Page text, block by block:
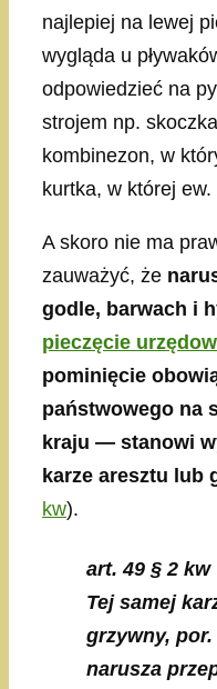
najlepiej na lewej
wygląda u
odpowiedzieć na
strojem np.
kombinezon, w
kurtka, w której
A skoro nie ma
zauważyć, że
godle, barwach i
pieczęcie
pominięcie
państwowego na
kraju — stanowi
karze aresztu lub
kw).
art. 49 § 2 kw
Tej samej
grzywny,
narusza